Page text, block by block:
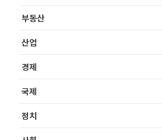
부동산
산업
경제
국제
정치